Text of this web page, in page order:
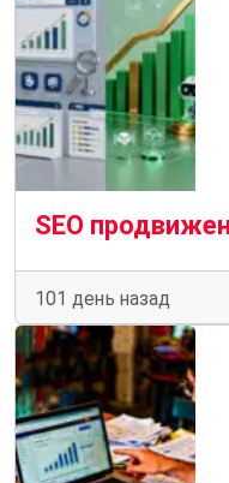
101 день назад